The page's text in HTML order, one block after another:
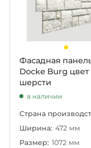
Фасадная
Docke Burg цвет
шерсти
в наличии
Страна
Ширина: 472 мм
Размер: 1072 мм